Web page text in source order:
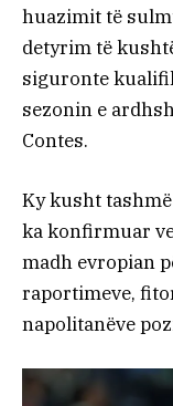
huazimit të
detyrim të
siguronte
sezonin e
Contes.
Ky kusht
ka konfirmuar
madh evropian
raportimeve,
napolitanëve